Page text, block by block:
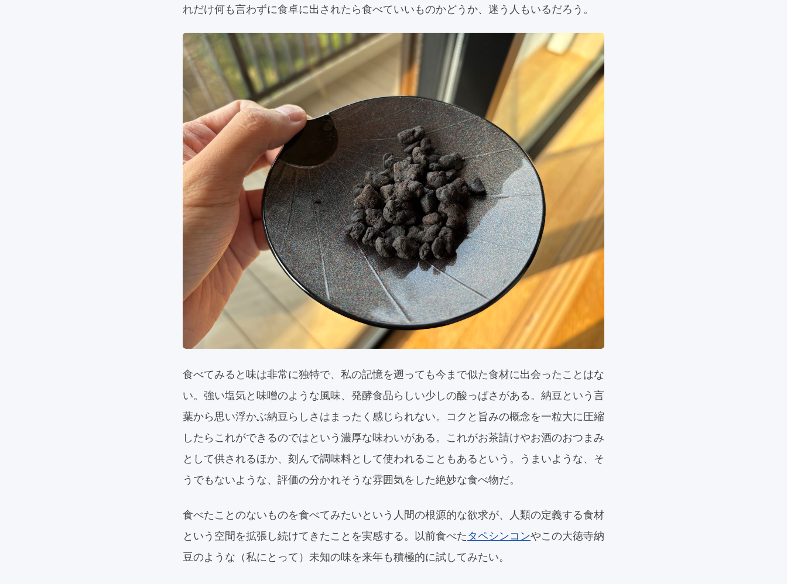
れだけ何も言わずに食卓に出されたら食べていいものかどうか、迷う人もいるだろう。
食べてみると味は非常に独特で、私の記憶を遡っても今まで似た食材に出会ったことはな
い。強い塩気と味噌のような風味、発酵食品らしい少しの酸っぱさがある。納豆という言
葉から思い浮かぶ納豆らしさはまったく感じられない。コクと旨みの概念を一粒大に圧縮
したらこれができるのではという濃厚な味わいがある。これがお茶請けやお酒のおつまみ
として供されるほか、刻んで調味料として使われることもあるという。うまいような、そ
うでもないような、評価の分かれそうな雰囲気をした絶妙な食べ物だ。
食べたことのないものを食べてみたいという人間の根源的な欲求が、人類の定義する食材
という空間を拡張し続けてきたことを実感する。以前食べたタペシンコンやこの大徳寺納
豆のような（私にとって）未知の味を来年も積極的に試してみたい。